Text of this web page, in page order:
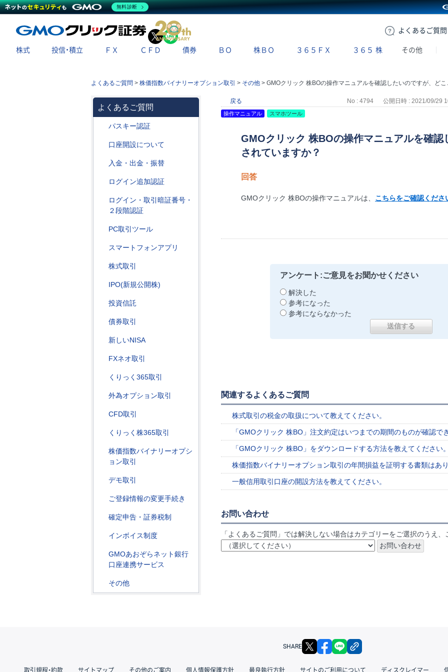
よくある ご質問
X
株式 投信・積立 ＦＸ ＣＦＤ 債券 ＢＯ 株ＢＯ ３６５ＦＸ ３６５ 株 その他
よくあるご質問 > 株価指数バイナリーオプション取引 > その他 > GMOクリック 株BOの操作マニュアルを確認したいのですが、どこに掲載されていますか？
よくあるご質問
パスキー認証
口座開設について
入金・出金・振替
ログイン追加認証
ログイン・取引暗証番号・
２段階認証
PC取引ツール
スマートフォンアプリ
株式取引
IPO(新規公開株)
投資信託
債券取引
新しいNISA
FXネオ取引
くりっく365取引
外為オプション取引
CFD取引
くりっく株365取引
株価指数バイナリーオプシ
ョン取引
デモ取引
ご登録情報の変更手続き
確定申告・証券税制
インボイス制度
GMOあおぞらネット銀行
口座連携サービス
その他
戻る No : 4794 公開日時 : 2021/09/29
操作マニュアル スマホツール
GMOクリック 株BOの操作マニュアルを確認
されていますか？
回答
GMOクリック 株BOの操作マニュアルは、 こちらをご確認くださ
アンケート:ご意見をお聞かせください
解決した
参考になった
参考にならなかった
関連するよくあるご質問
株式取引の税金の取扱について教えてください。
「GMOクリック 株BO」注文約定はいつまでの期間のものが確認で
「GMOクリック 株BO」をダウンロードする方法を教えてください。
株価指数バイナリーオプション取引の年間損益を証明する書類はあ
一般信用取引口座の開設方法を教えてください。
お問い合わせ
「よくあるご質問」では解決しない場合はカテゴリーをご選択のうえ、
SHARE X facebook
取引規程・約款 サイトマップ その他のご案内 個人情報保護方針 最良執行方針 サイトのご利用について ディスクレイマー
無料診断